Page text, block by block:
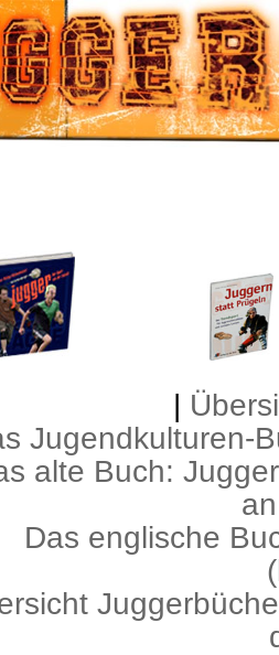
|
Jugendkulturen-
alte Buch:
Das englische